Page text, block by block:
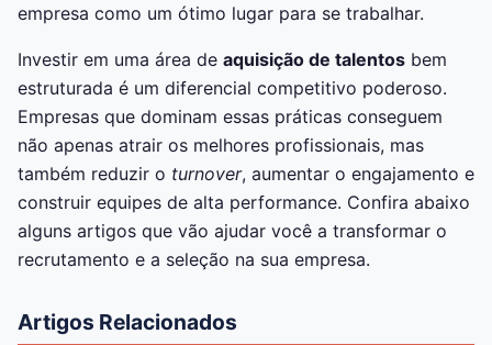
empresa como um ótimo lugar para se trabalhar.
Investir em uma área de aquisição de talentos bem
estruturada é um diferencial competitivo poderoso.
Empresas que dominam essas práticas conseguem
não apenas atrair os melhores profissionais, mas
também reduzir o turnover, aumentar o engajamento e
construir equipes de alta performance. Confira abaixo
alguns artigos que vão ajudar você a transformar o
recrutamento e a seleção na sua empresa.
Artigos Relacionados